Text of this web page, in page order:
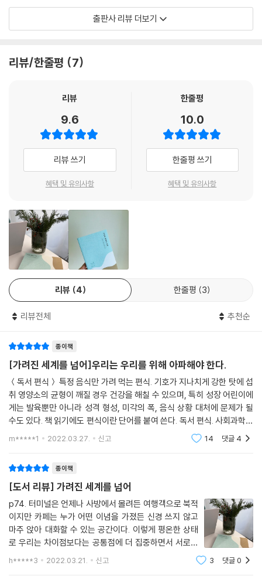
채세린은 박지현을 만난 뒤로 오랫동안 회피해 오던 질문을 마주했다. 평
생 남한 사람으로 살아왔는데 또 다른 한국인을 발견한 것이다. 박지현도
사람이 만나는 친밀한 공간에서, 소소한 대화로, 함께 보낸 역사와 잃어버
사이 둘은 평화롭게 ‘통일’을 이루었다. 이 책은 그 역사적인 순간의 기록이
저자에게 묻다
Q 공동 저자 중 한 분은 이야기로, 또 한 분은 글쓴이로 나오는데 박지현 님
스스로를 ‘발화자’로 특정한 이유가 있나요?
(박지현) 저는 글쓰기를 좋아하고 지금도 가끔 시를 쓰기도 합니다. 그렇
적인 시선을 거쳐 기록되기를 원했습니다. 영국판 [마리끌레르]에 저를 인
터뷰한 글을 실은 외국인 작가에게서 책을 내자는 제안을 받은 적이 있는
데, 당시엔 힘든 상황을 끄집어내기가 두려웠어요. 그냥 묻어두고 싶었지
요. 더구나 이야기를 나누다 보니 서로 감정이 통하지 않았고 통역이 있어
도 신뢰할 수 없었습니다. 그러다 세린 님을 만나 대화를 나누다 보니 어린
시절 할머니에 대한 추억, 형제와 가족에 대한 애착, 부모에 대한 공경 등
공감하는 대목이 많았습니다. 몇 년간 소통하면서 다른 언어로는 도저히
통역 과정에서 놓치기 쉬운 제 삶의 진실을 그 어떤 평가나 오해 없이 담아
생각합니다. 사실 북한 생활을 떠올리면 증오와 분노로 치닫는데, 세린 님
과 이야기를 나누면서 행복했던 어린 시절을 기억해 낼 수 있었지요. 우리
의 만남이 우리의 이야기가 되어 두 한국의 시대적 기록이 되었습니다.
Q 자신의 이야기를 묻어두고 싶었다고 하셨는데 결국 글로 남기게 된 또
다른 계기가 있는지요?
(박지현) 아들의 질문 때문입니다. 영국에 정착하고 4년 쯤 지난 어느 날
렸어요?” 하고. 아들은 주변 사람들이 엄마가 자기를 버렸다고 했는데 진
짜 숫자 백을 세고 나도 엄마가 오지 않았다며……. 당시엔 그저 울기만 하
고 답을 못했는데 시간이 지나면서 제 이야기를 해야겠다고 마음먹었지요.
그러다 한 인권단체에서 다큐를 찍었는데 제 이름도 가명을 썼고 얼굴도
드러내지 못했습니다. 그때 남편이 진실로 이 일을 하고 싶으면 자기 이름
도 얼굴도 내놓고 하라고, 누군가가 돌을 던지면 막아주겠다며 응원해 줘
서 용기를 냈습니다. 인권 활동을 하면서 “통일을 원하는가? 그렇다면 누
구와 어떤 방식으로?”라는 질문을 많이 받았는데, 이 점에 대해서는 꼭 글
출판사 리뷰 더보기
리뷰/한줄평 7
리뷰
9.6
리뷰 쓰기
혜택 및 유의사항
한줄평
10.0
한줄평 쓰기
혜택 및 유의사항
리뷰 4 한줄평 3
리뷰전체 추천순
종이책
[가려진 세계를 넘어]우리는 우리를 위해 아파해야 한다.
＜독서 편식＞ 특정 음식만 가려 먹는 편식. 기호가 지나치게 강한 탓에 섭
취 영양소의 균형이 깨질 경우 건강을 해칠 수 있으며, 특히 성장 어린이에
게는 발육뿐만 아니라 성격 형성, 미각의 폭, 음식 상황 대처에 문제가 될
수도 있다. 책 읽기에도 편식이란 단어를 붙여 쓴다. 독서 편식. 사회과학과
비평서가 대부분인 나의 독서 생활. 더구나 난 독서계의 어린이지 않은가.
m*****1 2022.03.27. 신고 14 댓글 4
종이책
[도서 리뷰] 가려진 세계를 넘어
p74. 터미널은 언제나 사방에서 몰려든 여행객으로 북적
이지만 카페는 누가 어떤 이념을 가졌든 신경 쓰지 않고
마주 앉아 대화할 수 있는 공간이다. 이렇게 평온한 상태
로 우리는 차이점보다는 공통점에 더 집중하면서 서로의
삶을 마주한다. 북한만큼 가깝고도 먼 나라가 있을까.
h*****3 2022.03.21. 신고 3 댓글0